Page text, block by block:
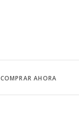
COMPRAR AHORA